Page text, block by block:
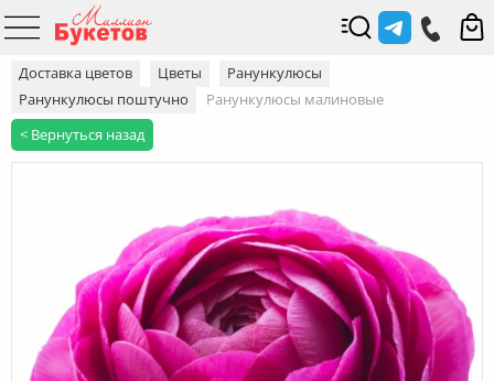
Доставка цветов Цветы
Ранункулюсы
Ранункулюсы поштучно
Ранункулюсы малиновые
< Вернуться назад